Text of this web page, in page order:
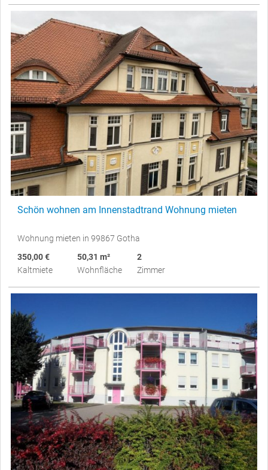
Schön wohnen am Innenstadtrand Wohnung mieten
Wohnung mieten in 99867 Gotha
350,00 €
Kaltmiete
50,31 m²
Wohnfläche
2
Zimmer